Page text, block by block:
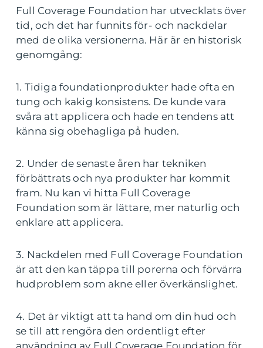
Full Coverage Foundation har utvecklats över
tid, och det har funnits för- och nackdelar
med de olika versionerna. Här är en historisk
genomgång:
1. Tidiga foundationprodukter hade ofta en
tung och kakig konsistens. De kunde vara
svåra att applicera och hade en tendens att
känna sig obehagliga på huden.
2. Under de senaste åren har tekniken
förbättrats och nya produkter har kommit
fram. Nu kan vi hitta Full Coverage
Foundation som är lättare, mer naturlig och
enklare att applicera.
3. Nackdelen med Full Coverage Foundation
är att den kan täppa till porerna och förvärra
hudproblem som akne eller överkänslighet.
4. Det är viktigt att ta hand om din hud och
se till att rengöra den ordentligt efter